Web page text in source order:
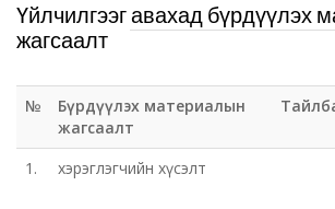
Үйлчилгээг авахад бүрдүүлэх
жагсаалт
№
Бүрдүүлэх материалын
жагсаалт
1. хэрэглэгчийн хүсэлт